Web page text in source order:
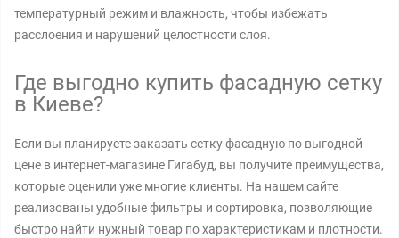
температурный режим и влажность, чтобы избежать
расслоения и нарушений целостности слоя.
Где выгодно купить фасадную сетку
в Киеве?
Если вы планируете заказать сетку фасадную по выгодной
цене в интернет-магазине Гигабуд, вы получите преимущества,
которые оценили уже многие клиенты. На нашем сайте
реализованы удобные фильтры и сортировка, позволяющие
быстро найти нужный товар по характеристикам и плотности.